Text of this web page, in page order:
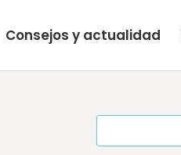
Consejos y actualidad